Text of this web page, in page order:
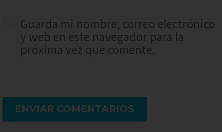
Guarda mi nombre, correo electrónico
y web en este navegador para la
próxima vez que comente.
ENVIAR COMENTARIOS